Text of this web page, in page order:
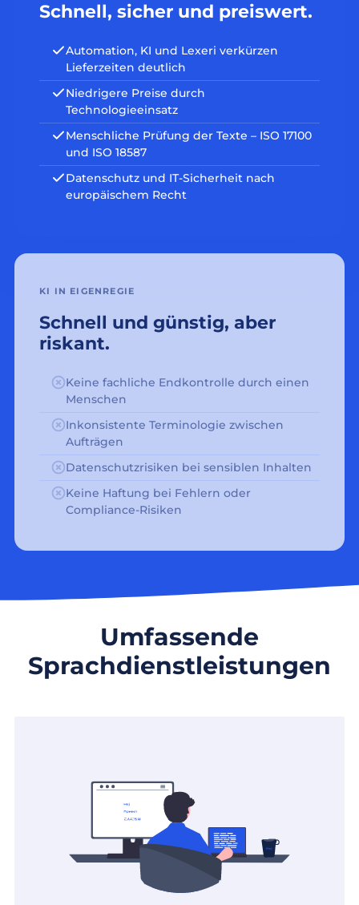
Schnell, sicher und preiswert.
Automation, KI und Lexeri verkürzen
Lieferzeiten deutlich
Niedrigere Preise durch
Technologieeinsatz
Menschliche Prüfung der Texte – ISO 17100
und ISO 18587
Datenschutz und IT-Sicherheit nach
europäischem Recht
KI IN EIGENREGIE
Schnell und günstig, aber
riskant.
Keine fachliche Endkontrolle durch einen
Menschen
Inkonsistente Terminologie zwischen
Aufträgen
Datenschutzrisiken bei sensiblen Inhalten
Keine Haftung bei Fehlern oder
Compliance-Risiken
Umfassende
Sprachdienstleistungen